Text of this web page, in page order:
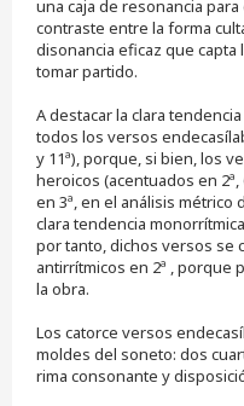
una caja de resonancia
contraste entre la forma
disonancia eficaz que capta
tomar partido.
A destacar la clara
todos los versos
y 11ª), porque, si bien, los
heroicos (acentuados en 2ª,
en 3ª, en el análisis
clara tendencia
por tanto, dichos versos se
antirrítmicos en 2ª , porque
la obra.
Los catorce versos
moldes del soneto: dos
rima consonante y